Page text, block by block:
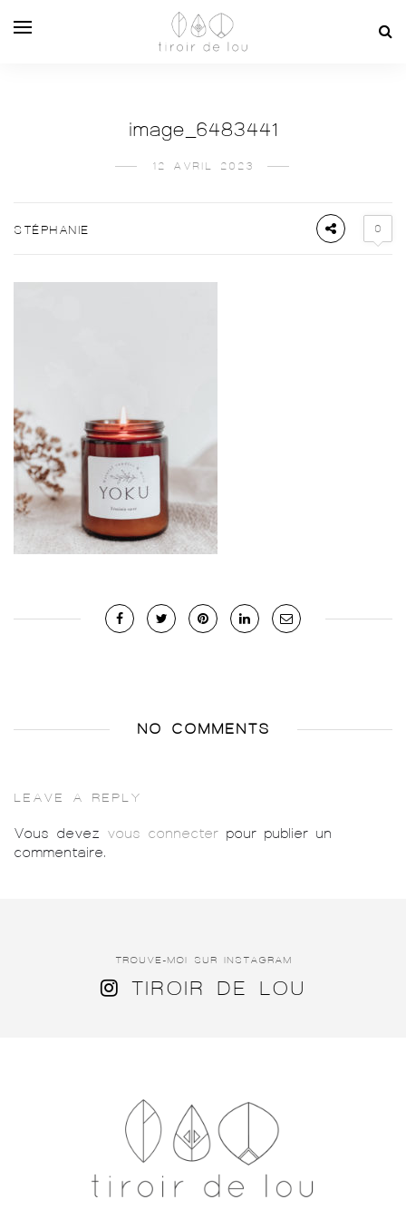
image_6483441
12 AVRIL 2023
STÉPHANIE 0
NO COMMENTS
LEAVE A REPLY
Vous devez vous connecter pour publier un
commentaire.
TROUVE-MOI SUR INSTAGRAM
TIROIR DE LOU